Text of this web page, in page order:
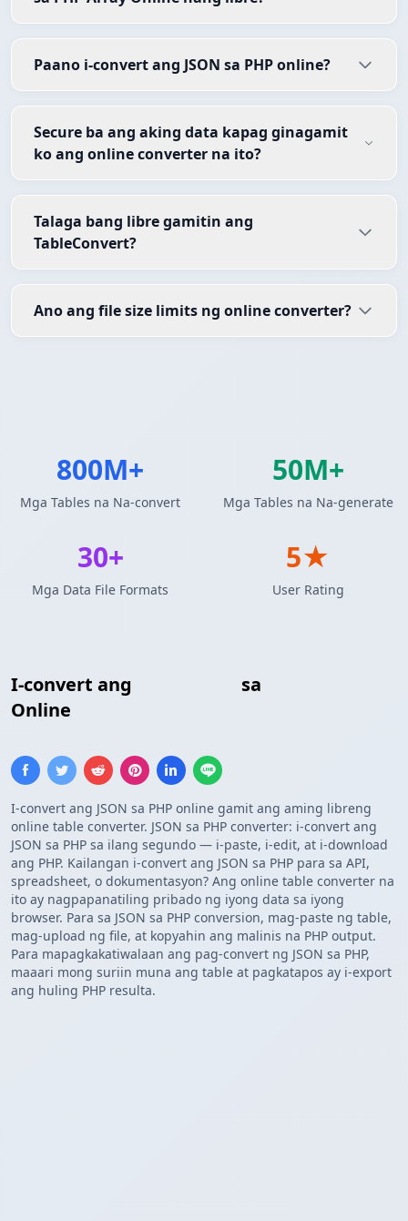
I-convert ang sa
Online
I-convert ang JSON sa PHP online gamit ang aming libreng
online table converter. JSON sa PHP converter: i-convert ang
JSON sa PHP sa ilang segundo — i-paste, i-edit, at i-download
ang PHP. Kailangan i-convert ang JSON sa PHP para sa API,
spreadsheet, o dokumentasyon? Ang online table converter na
ito ay nagpapanatiling pribado ng iyong data sa iyong
browser. Para sa JSON sa PHP conversion, mag-paste ng table,
mag-upload ng file, at kopyahin ang malinis na PHP output.
Para mapagkakatiwalaan ang pag-convert ng JSON sa PHP,
maaari mong suriin muna ang table at pagkatapos ay i-export
ang huling PHP resulta.
Paano i-convert ang JSON sa PHP online?
Secure ba ang aking data kapag ginagamit
ko ang online converter na ito?
Talaga bang libre gamitin ang
TableConvert?
Ano ang file size limits ng online converter?
800M+
Mga Tables na Na-convert
50M+
Mga Tables na Na-generate
30+
Mga Data File Formats
5★
User Rating